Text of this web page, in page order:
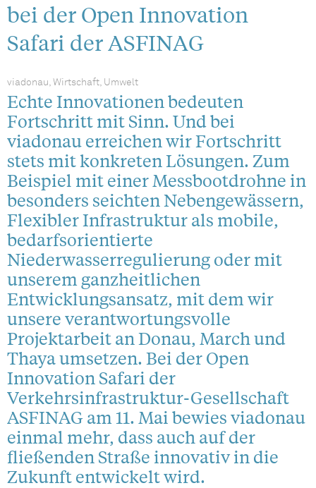
bei der Open Innovation
Safari der ASFINAG
viadonau, Wirtschaft, Umwelt
Echte Innovationen bedeuten
Fortschritt mit Sinn. Und bei
viadonau erreichen wir Fortschritt
stets mit konkreten Lösungen. Zum
Beispiel mit einer Messbootdrohne in
besonders seichten Nebengewässern,
Flexibler Infrastruktur als mobile,
bedarfsorientierte
Niederwasserregulierung oder mit
unserem ganzheitlichen
Entwicklungsansatz, mit dem wir
unsere verantwortungsvolle
Projektarbeit an Donau, March und
Thaya umsetzen. Bei der Open
Innovation Safari der
Verkehrsinfrastruktur-Gesellschaft
ASFINAG am 11. Mai bewies viadonau
einmal mehr, dass auch auf der
fließenden Straße innovativ in die
Zukunft entwickelt wird.